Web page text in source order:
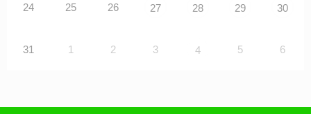
24 25 26 27 28 29 30
31 1 2 3 4 5 6